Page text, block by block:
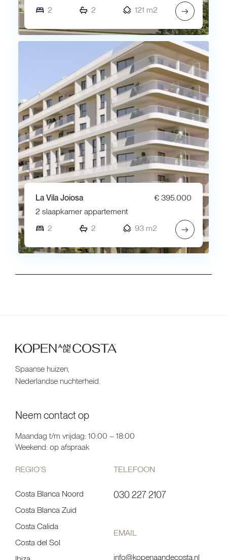
2
2 121 m2 →
La Vila Joiosa
€ 395.000
2 slaapkamer appartement
2
2 93 m2 →
Spaanse huizen,
Nederlandse nuchterheid.
Neem contact op
Maandag t/m vrijdag: 10:00 – 18:00
Weekend: op afspraak
REGIO’S
Costa Blanca Noord
Costa Blanca Zuid
Costa Calida
Costa del Sol
TELEFOON
030 227 2107
EMAIL
info@kopenaandecosta.nl